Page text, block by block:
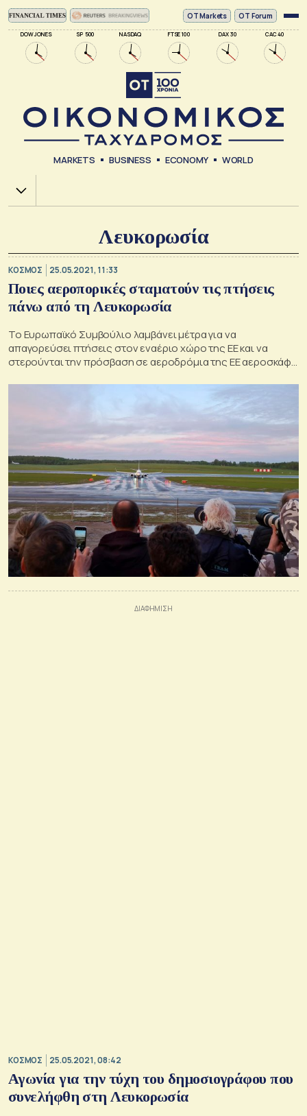
DOW JONES SP 500 NASDAQ FTSE 100 DAX 30 CAC 40
ΟΤ Markets OT Forum
MARKETS BUSINESS ECONOMY WORLD
Χ.Α.
Λευκορωσία
ΚΟΣΜΟΣ 25.05.2021, 11:33
Ποιες αεροπορικές σταματούν τις πτήσεις
πάνω από τη Λευκορωσία
Το Ευρωπαϊκό Συμβούλιο λαμβάνει μέτρα για να
απαγορεύσει πτήσεις στον εναέριο χώρο της ΕΕ και να
στερούνται την πρόσβαση σε αεροδρόμια της ΕΕ αεροσκάφη
ΚΟΣΜΟΣ 25.05.2021, 08:42
Αγωνία για την τύχη του δημοσιογράφου που
συνελήφθη στη Λευκορωσία